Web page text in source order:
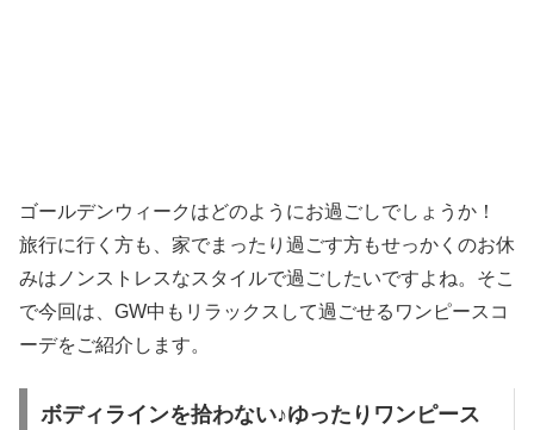
ゴールデンウィークはどのようにお過ごしでしょうか！
旅行に行く方も、家でまったり過ごす方もせっかくのお休
みはノンストレスなスタイルで過ごしたいですよね。そこ
で今回は、GW中もリラックスして過ごせるワンピースコ
ーデをご紹介します。
ボディラインを拾わない♪ゆったりワンピース